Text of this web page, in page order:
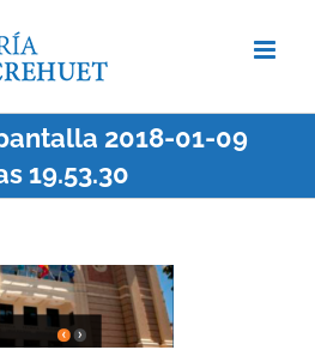
2018-01-09
19.53.30